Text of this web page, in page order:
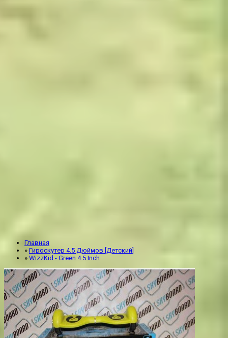
Главная
» Гироскутер 4.5 Дюймов [Детский]
» WizzKid - Green 4.5 Inch